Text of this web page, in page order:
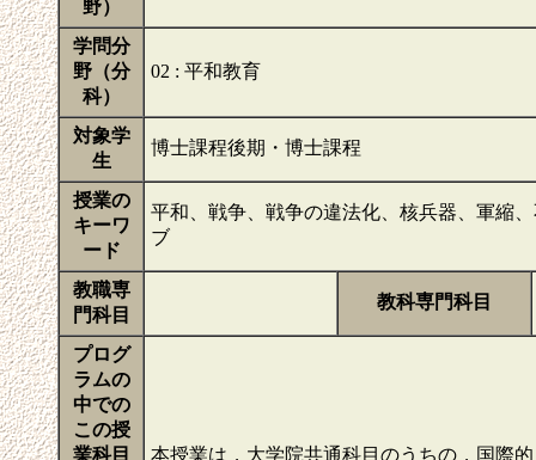
野）
学問分
野（分
科）
02 : 平和教育
対象学
生
博士課程後期・博士課程
授業の
キーワ
ード
平和、戦争、戦争の違法化、核兵器、軍縮
ブ
教職専
門科目
教科専門科目
プログ
ラムの
中での
この授
業科目
本授業は，大学院共通科目のうちの，国際的